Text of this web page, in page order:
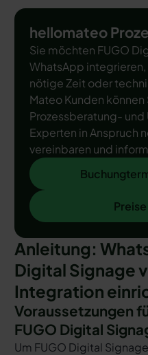
hellomateo
Sie möchten FUGO
WhatsApp
nötige Zeit oder
Mateo Kunden
Prozessberatung- und
Experten in Anspruch
vereinbaren und
Buchungtermin
Preise ansehen
Anleitung:
Digital Signage
Integration
Voraussetzungen
FUGO Digital
Um FUGO Digital